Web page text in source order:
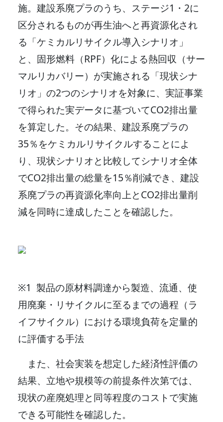
施。建設系廃プラのうち、ステージ1・2に
区分されるものが再生油へと再資源化され
る「ケミカルリサイクル導入シナリオ」
と、固形燃料（RPF）化による熱回収（サー
マルリカバリー）が実施される「現状シナ
リオ」の2つのシナリオを対象に、実証事業
で得られた実データに基づいてCO2排出量
を算定した。その結果、建設系廃プラの
35％をケミカルリサイクルすることによ
り、現状シナリオと比較してシナリオ全体
でCO2排出量の総量を15％削減でき、建設
系廃プラの再資源化率向上とCO2排出量削
減を同時に達成したことを確認した。
※1 製品の原材料調達から製造、流通、使
用廃棄・リサイクルに至るまでの過程（ラ
イフサイクル）における環境負荷を定量的
に評価する手法
また、社会実装を想定した経済性評価の
結果、立地や規模等の前提条件次第では、
現状の産廃処理と同等程度のコストで実施
できる可能性を確認した。